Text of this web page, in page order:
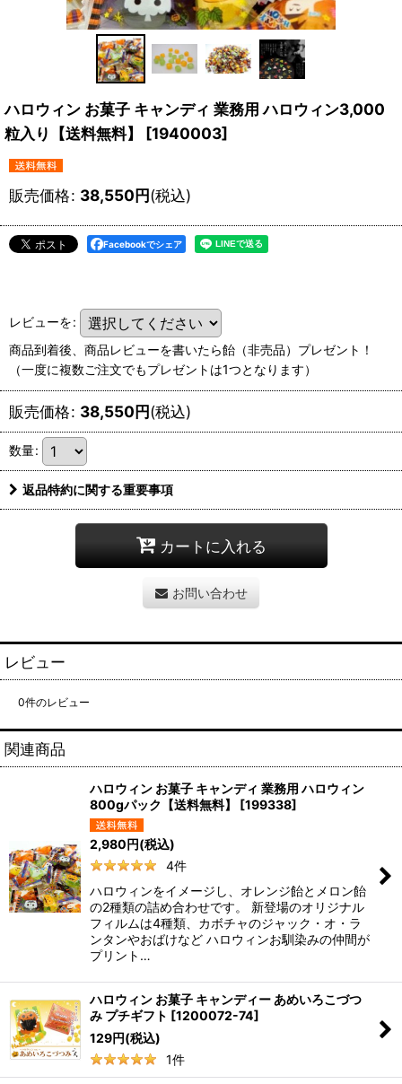
ハロウィン お菓子 キャンディ 業務用 ハロウィン3,000
粒入り【送料無料】
[1940003]
販売価格: 38,550円(税込)
Facebookでシェア
レビューを:
商品到着後、商品レビューを書いたら飴（非売品）プレゼント！
（一度に複数ご注文でもプレゼントは1つとなります）
販売価格: 38,550円(税込)
数量:
返品特約に関する重要事項
カートに入れる
お問い合わせ
レビュー
0件のレビュー
関連商品
ハロウィン お菓子 キャンディ 業務用 ハロウィン
800gパック【送料無料】
[199338]
2,980円(税込)
4件
ハロウィンをイメージし、オレンジ飴とメロン飴
の2種類の詰め合わせです。 新登場のオリジナル
フィルムは4種類、カボチャのジャック・オ・ラ
ンタンやおばけなど ハロウィンお馴染みの仲間が
プリント…
ハロウィン お菓子 キャンディー あめいろこづつ
み プチギフト [1200072-74]
129円(税込)
1件